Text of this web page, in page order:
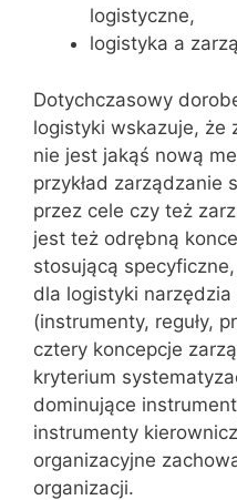
logistyczne,
logistyka a
Dotychczasowy
logistyki wskazuje, że
nie jest jakąś nową
przykład zarządzanie
przez cele czy też
jest też odrębną
stosującą
dla logistyki narzędzia
(instrumenty, reguły,
cztery koncepcje
kryterium
dominujące
instrumenty
organizacyjne
organizacji.